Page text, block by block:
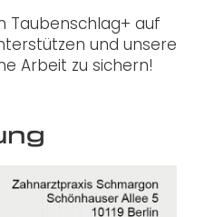
Taubenschlag+ auf
und unsere
Arbeit zu sichern!